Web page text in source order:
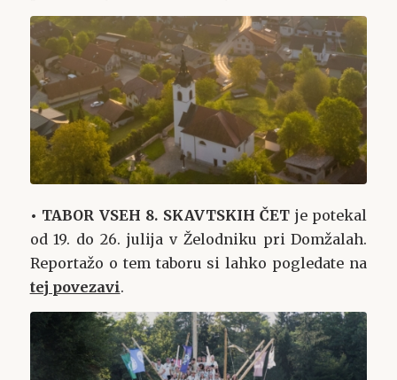
• TABOR VSEH 8. SKAVTSKIH ČET je potekal
od 19. do 26. julija v Želodniku pri Domžalah.
Reportažo o tem taboru si lahko pogledate na
tej povezavi.